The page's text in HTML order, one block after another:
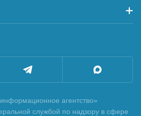
агентство»
службой по надзору в сфере